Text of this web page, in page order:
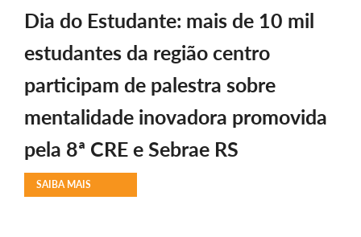
Dia do Estudante: mais de 10 mil
estudantes da região centro
participam de palestra sobre
mentalidade inovadora promovida
pela 8ª CRE e Sebrae RS
SAIBA MAIS